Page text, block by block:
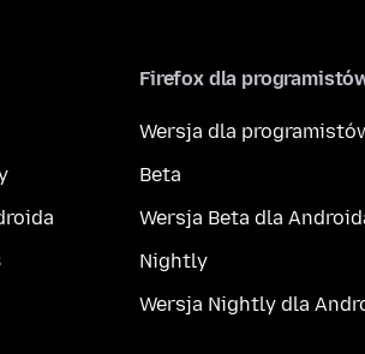
Firefox dla
Wersja dla
Beta
Wersja Beta dla
Nightly
Wersja Nightly dla